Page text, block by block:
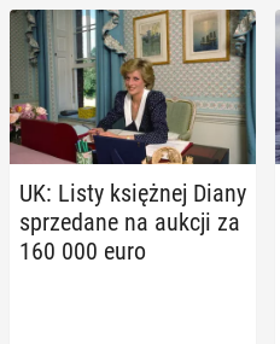
UK: Listy księż­nej Diany
sprze­da­ne na aukcji za
160 000 euro